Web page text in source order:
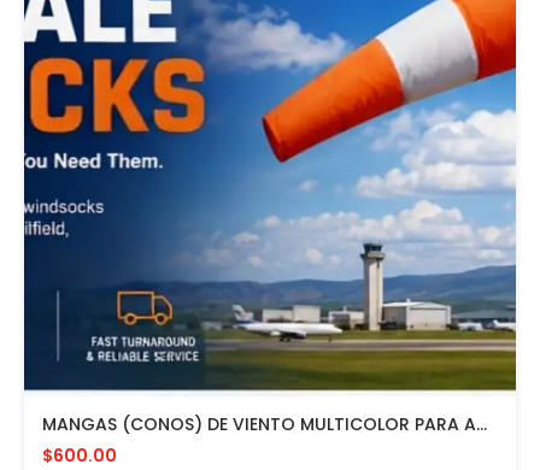
MANGAS (CONOS) DE VIENTO MULTICOLOR PARA AVIACION CON HERRAJE DE MONTAJE A POSTE FAA L807. MADE IN USA. 24" DIAMETRO
$600.00